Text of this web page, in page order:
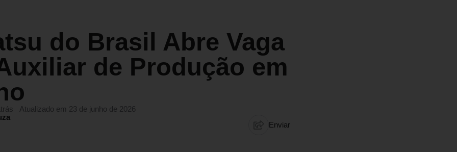
do Brasil Abre Vaga
de Produção em
Atualizado em 23 de junho de 2026
Enviar